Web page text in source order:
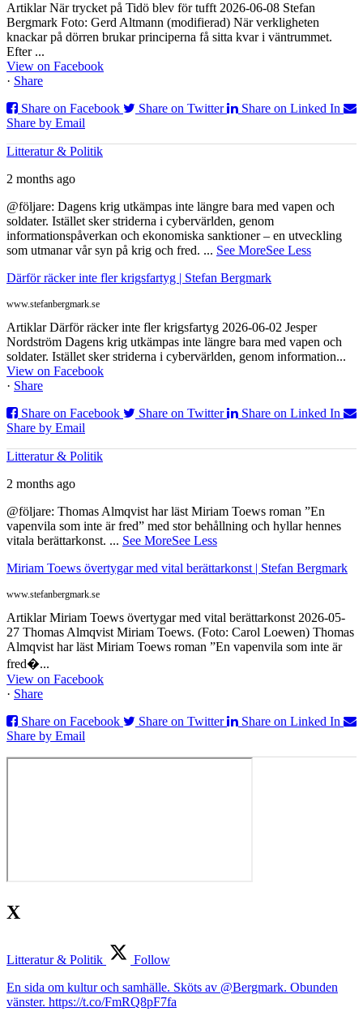
Artiklar När trycket på Tidö blev för tufft 2026-06-08 Stefan
Bergmark Foto: Gerd Altmann (modifierad) När verkligheten
knackar på dörren brukar principerna få sitta kvar i väntrummet.
Efter ...
View on Facebook
· Share
Share on Facebook
Share on Twitter
Share on Linked In
Share by Email
Litteratur & Politik
2 months ago
@följare: Dagens krig utkämpas inte längre bara med vapen och
soldater. Istället sker striderna i cybervärlden, genom
informationspåverkan och ekonomiska sanktioner – en utveckling
som utmanar vår syn på krig och fred. ... See MoreSee Less
Därför räcker inte fler krigsfartyg | Stefan Bergmark
www.stefanbergmark.se
Artiklar Därför räcker inte fler krigsfartyg 2026-06-02 Jesper
Nordström Dagens krig utkämpas inte längre bara med vapen och
soldater. Istället sker striderna i cybervärlden, genom information...
View on Facebook
· Share
Share on Facebook
Share on Twitter
Share on Linked In
Share by Email
Litteratur & Politik
2 months ago
@följare: Thomas Almqvist har läst Miriam Toews roman ”En
vapenvila som inte är fred” med stor behållning och hyllar hennes
vitala berättarkonst. ... See MoreSee Less
Miriam Toews övertygar med vital berättarkonst | Stefan Bergmark
www.stefanbergmark.se
Artiklar Miriam Toews övertygar med vital berättarkonst 2026-05-
27 Thomas Almqvist Miriam Toews. (Foto: Carol Loewen) Thomas
Almqvist har läst Miriam Toews roman ”En vapenvila som inte är
fred�...
View on Facebook
· Share
Share on Facebook
Share on Twitter
Share on Linked In
Share by Email
X
Litteratur & Politik
Follow
En sida om kultur och samhälle. Sköts av @Bergmark. Obunden
vänster. https://t.co/FmRQ8pF7fa